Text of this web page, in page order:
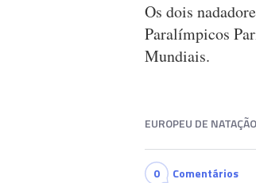
Os dois
Paralímpicos
Mundiais.
EUROPEU DE
0 Comentários